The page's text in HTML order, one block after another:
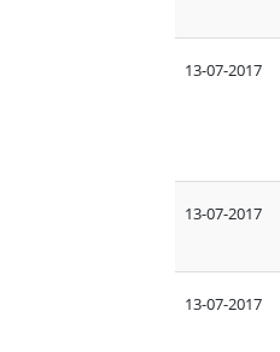
13-07-2017
13-07-2017
13-07-2017